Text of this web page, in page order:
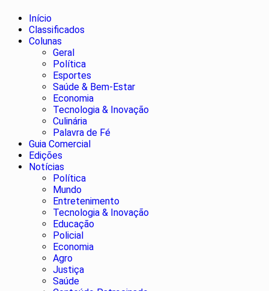
Início
Classificados
Colunas
Geral
Política
Esportes
Saúde & Bem-Estar
Economia
Tecnologia & Inovação
Culinária
Palavra de Fé
Guia Comercial
Edições
Notícias
Política
Mundo
Entretenimento
Tecnologia & Inovação
Educação
Policial
Economia
Agro
Justiça
Saúde